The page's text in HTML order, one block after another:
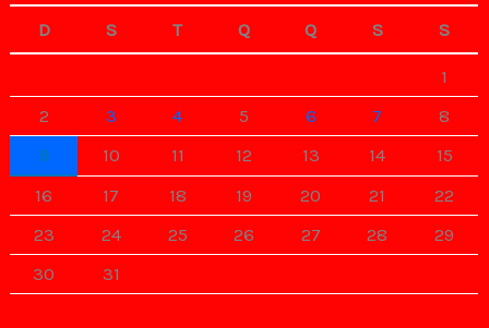
D S T Q Q S S
1
2
3 4 5 6 7
8
9
10 11 12 13 14
15
16
17 18 19 20 21
22
23
24 25 26 27 28
29
30
31